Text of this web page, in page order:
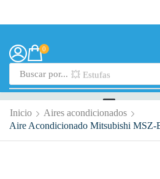
0
Buscar por... 💥 Estufas
Inicio
Aires acondicionados
Aire Acondicionado Mitsubishi